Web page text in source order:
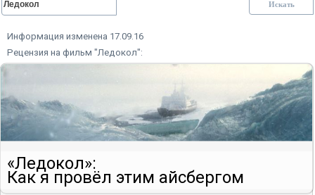
Информация изменена 17.09.16
Рецензия на фильм "Ледокол":
«Ледокол»:
Как я провёл этим айсбергом